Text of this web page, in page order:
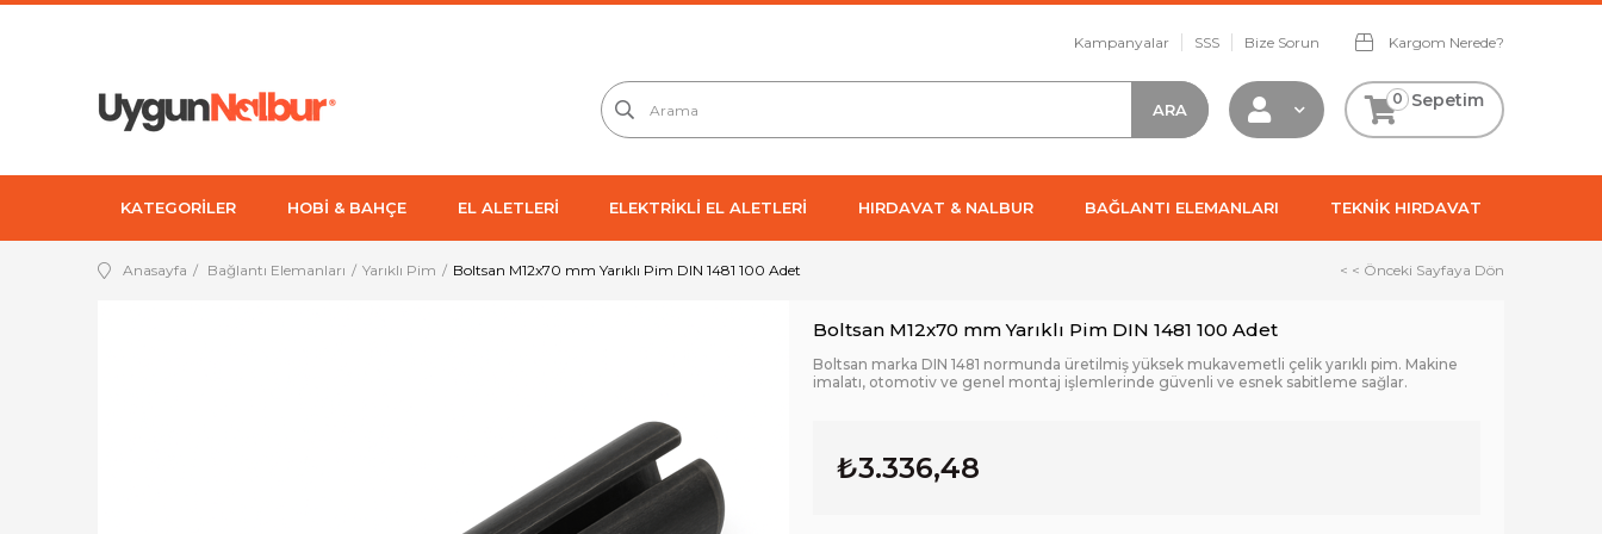
Kampanyalar SSS Bize Sorun Kargom Nerede?
Sepetim
0
KATEGORİLER HOBİ & BAHÇE EL ALETLERİ ELEKTRİKLİ EL ALETLERİ HIRDAVAT & NALBUR BAĞLANTI ELEMANLARI TEKNİK HIRDAVAT
Anasayfa Bağlantı Elemanları Yarıklı Pim Boltsan M12x70 mm Yarıklı Pim DIN 1481 100 Adet < < Önceki Sayfaya Dön
Boltsan M12x70 mm Yarıklı Pim DIN 1481 100 Adet
Boltsan marka DIN 1481 normunda üretilmiş yüksek mukavemetli çelik yarıklı pim. Makine
imalatı, otomotiv ve genel montaj işlemlerinde güvenli ve esnek sabitleme sağlar.
₺3.336,48